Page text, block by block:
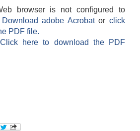
browser is not configured to
Download adobe Acrobatorclick
PDF file.
Click here to download the PDF